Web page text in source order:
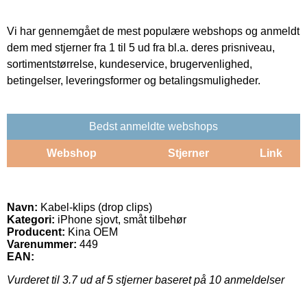
Vi har gennemgået de mest populære webshops og anmeldt
dem med stjerner fra 1 til 5 ud fra bl.a. deres prisniveau,
sortimentstørrelse, kundeservice, brugervenlighed,
betingelser, leveringsformer og betalingsmuligheder.
Bedst anmeldte webshops
Webshop Stjerner Link
Navn: Kabel-klips (drop clips)
Kategori: iPhone sjovt, småt tilbehør
Producent: Kina OEM
Varenummer: 449
EAN:
Vurderet til 3.7ud af 5 stjerner baseret på 10 anmeldelser